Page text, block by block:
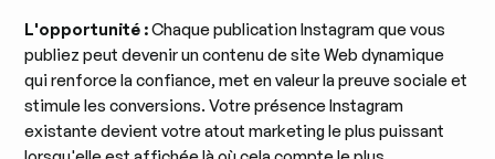
L'opportunité :Chaque publication Instagram que vous
publiez peut devenir un contenu de site Web dynamique
qui renforce la confiance, met en valeur la preuve sociale et
stimule les conversions. Votre présence Instagram
existante devient votre atout marketing le plus puissant